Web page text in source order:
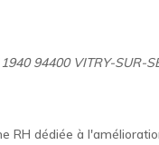
94400 VITRY-SUR-
RH dédiée à